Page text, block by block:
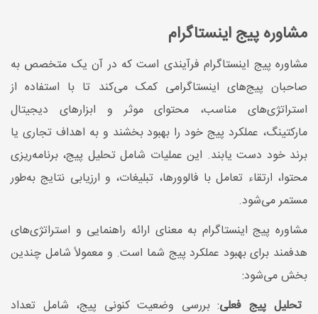
مشاوره پیج اینستاگرام
مشاوره پیج اینستاگرام فرآیندی است که در آن یک متخصص به
صاحبان پیج‌های اینستاگرامی کمک می‌کند تا با استفاده از
استراتژی‌های مناسب، محتوای موثر و ابزارهای دیجیتال
مارکتینگ، عملکرد پیج خود را بهبود بخشند و به اهداف تجاری یا
برند خود دست یابند. این عملیات شامل تحلیل پیج، برنامه‌ریزی
محتوا، ارتقاء تعامل با فالوورها، تبلیغات، و ارزیابی نتایج به‌طور
مستمر می‌شود.
مشاوره پیج اینستاگرام به معنای ارائه راهنمایی و استراتژی‌های
هدفمند برای بهبود عملکرد پیج شما است. و معمولاً شامل چندین
بخش می‌شود:
تحلیل پیج فعلی: بررسی وضعیت کنونی پیج، شامل تعداد